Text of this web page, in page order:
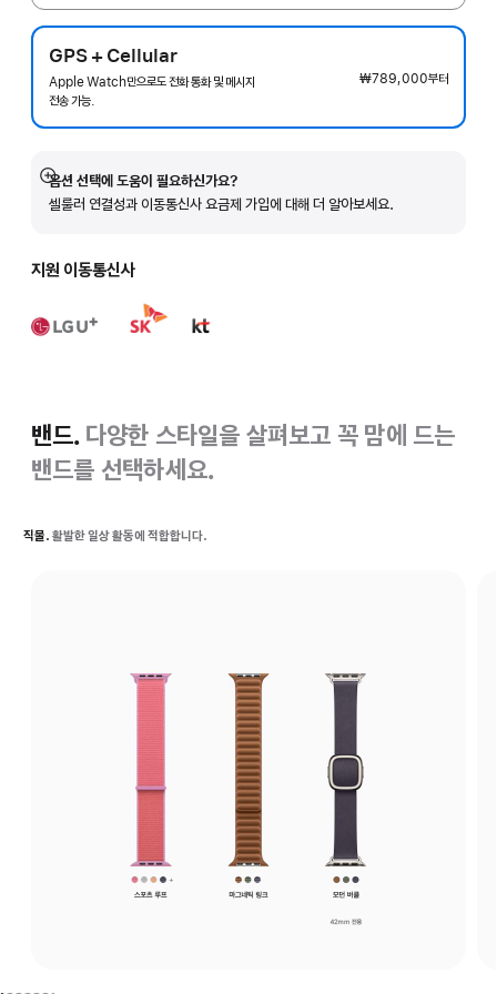
GPS + Cellular
Apple Watch만으로도 전화 통화 및 메시지
전송 가능.
₩789,000부터
옵션 선택에 도움이 필요하신가요?
셀룰러 연결성과 이동통신사 요금제 가입에 대해 더 알아보세요.
자세히
보기
지원 이동통신사
밴드. 다양한 스타일을 살펴보고 꼭 맘에 드는
밴드를 선택하세요.
직물. 활발한 일상 활동에 적합합니다.